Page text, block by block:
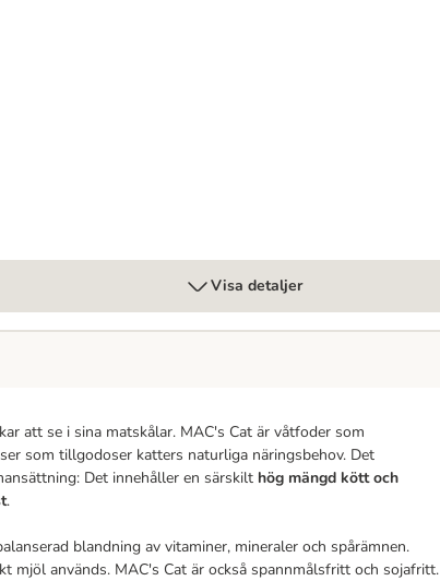
Visa detaljer
att se i sina matskålar. MAC's Cat är våtfoder som
som tillgodoser katters naturliga näringsbehov. Det
Det innehåller en särskilt hög mängd kött och
.
blandning av vitaminer, mineraler och spårämnen.
mjöl används. MAC's Cat är också spannmålsfritt och sojafritt.